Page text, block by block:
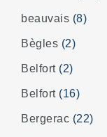
beauvais (8)
Bègles (2)
Belfort (2)
Belfort (16)
Bergerac (22)